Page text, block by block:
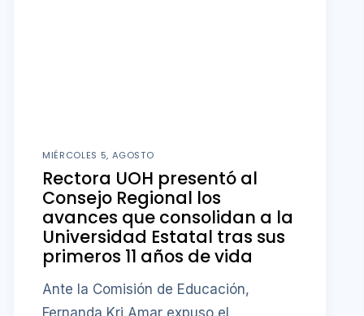
MIÉRCOLES 5, AGOSTO
Rectora UOH presentó al
Consejo Regional los
avances que consolidan a la
Universidad Estatal tras sus
primeros 11 años de vida
Ante la Comisión de Educación,